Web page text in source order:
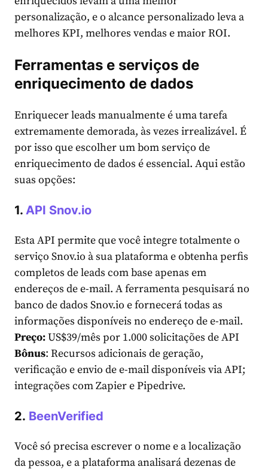
personalização, e o alcance personalizado leva a
melhores KPI, melhores vendas e maior ROI.
Ferramentas e serviços de
enriquecimento de dados
Enriquecer leads manualmente é uma tarefa
extremamente demorada, às vezes irrealizável. É
por isso que escolher um bom serviço de
enriquecimento de dados é essencial. Aqui estão
suas opções:
1. API Snov.io
Esta API permite que você integre totalmente o
serviço Snov.io à sua plataforma e obtenha perfis
completos de leads com base apenas em
endereços de e-mail. A ferramenta pesquisará no
banco de dados Snov.io e fornecerá todas as
informações disponíveis no endereço de e-mail.
Preço:US$39/mês por 1.000 solicitações de API
Bônus: Recursos adicionais de geração,
verificação e envio de e-mail disponíveis via API;
integrações com Zapier e Pipedrive.
2. BeenVerified
Você só precisa escrever o nome e a localização
da pessoa, e a plataforma analisará dezenas de